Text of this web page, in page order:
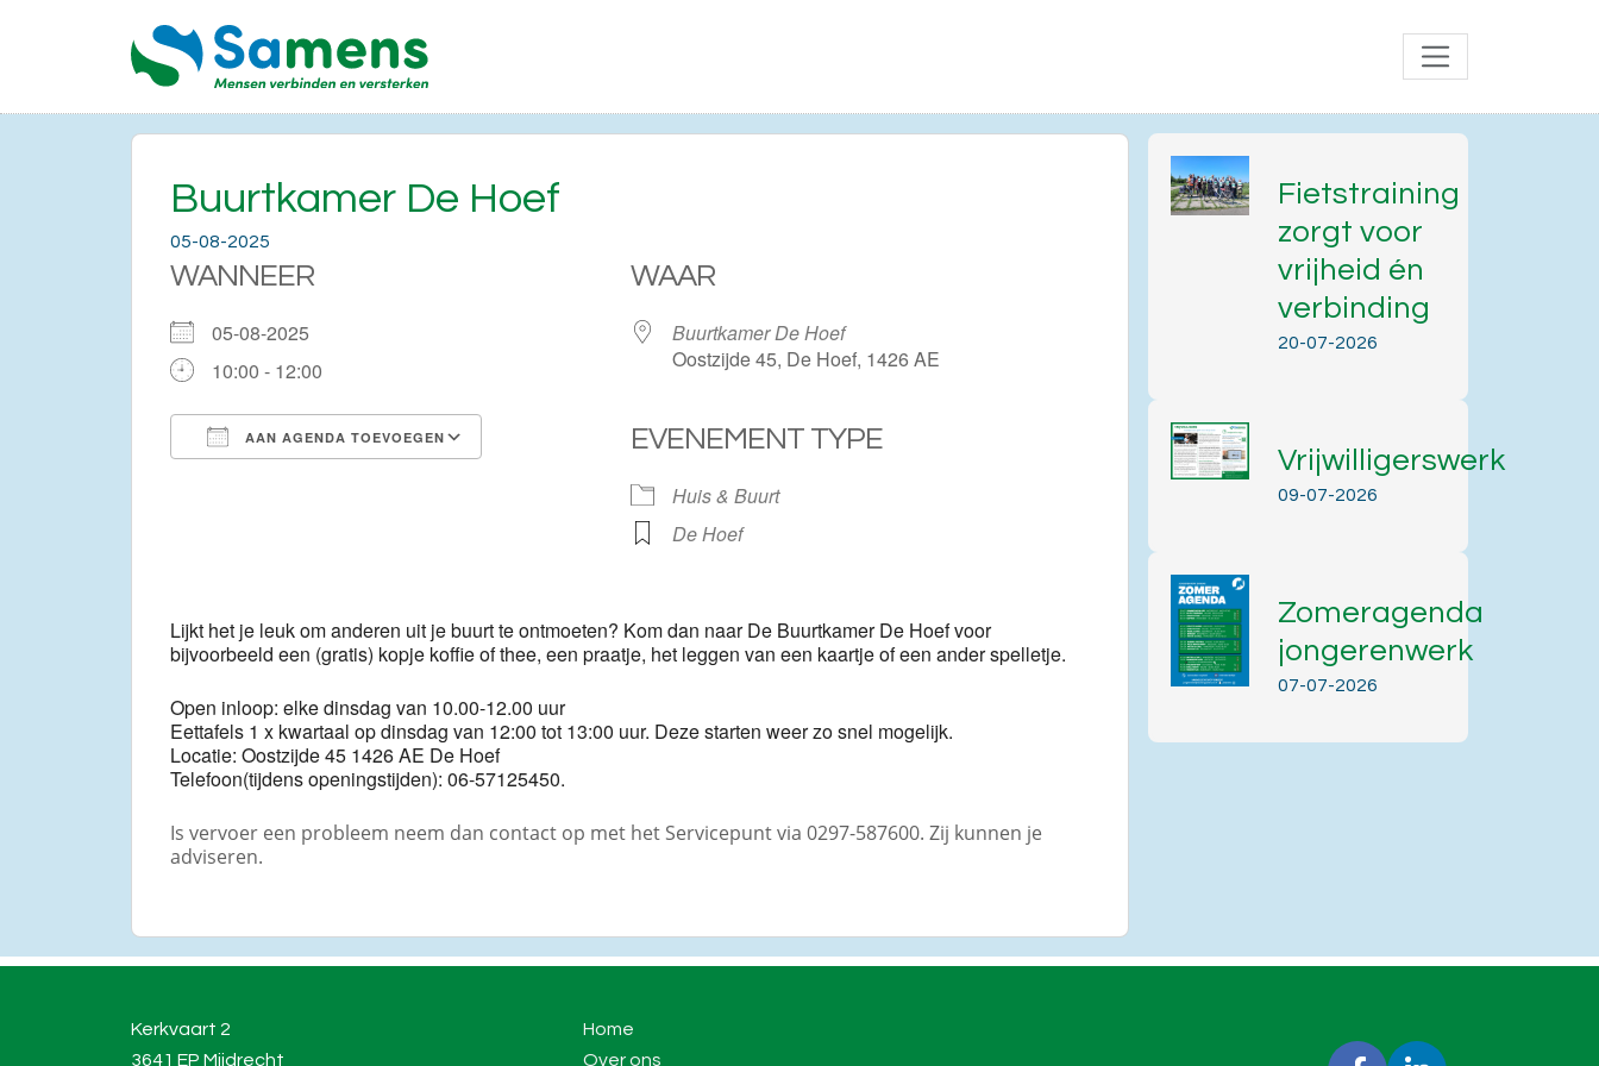
Buurtkamer De Hoef
05-08-2025
WANNEER
05-08-2025
10:00 - 12:00
AAN AGENDA TOEVOEGEN
Google Calendar Office 365 Outlook Live
WAAR
Buurtkamer De Hoef
Oostzijde 45, De Hoef, 1426 AE
EVENEMENT TYPE
Huis & Buurt
De Hoef
Lijkt het je leuk om anderen uit je buurt te ontmoeten? Kom dan naar De Buurtkamer De Hoef voor
bijvoorbeeld een (gratis) kopje koffie of thee, een praatje, het leggen van een kaartje of een ander spelletje.
Open inloop: elke dinsdag van 10.00-12.00 uur
Eettafels 1 x kwartaal op dinsdag van 12:00 tot 13:00 uur. Deze starten weer zo snel mogelijk.
Locatie: Oostzijde 45 1426 AE De Hoef
Telefoon(tijdens openingstijden): 06-57125450.
Is vervoer een probleem neem dan contact op met het Servicepunt via 0297-587600. Zij kunnen je
adviseren.
Fietstraining
zorgt voor
vrijheid én
verbinding
20-07-2026
Vrijwilligerswerk
09-07-2026
Zomeragenda
jongerenwerk
07-07-2026
Kerkvaart 2
3641 EP Mijdrecht
Home
Over ons